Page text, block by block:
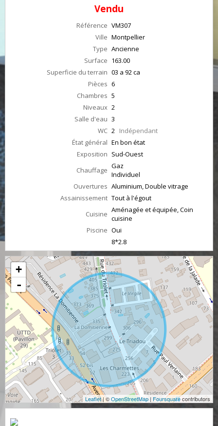
Vendu
Référence VM307
Ville Montpellier
Type Ancienne
Surface 163.00
Superficie du terrain 03 a 92 ca
Pièces 6
Chambres 5
Niveaux 2
Salle d'eau 3
WC 2 Indépendant
État général En bon état
Exposition Sud-Ouest
Chauffage Gaz
Individuel
Ouvertures Aluminium, Double vitrage
Assainissement Tout à l'égout
Cuisine Aménagée et équipée, Coin
cuisine
Piscine Oui
8*2.8
+
-
Leaflet| ©OpenStreetMap| Foursquarecontributors